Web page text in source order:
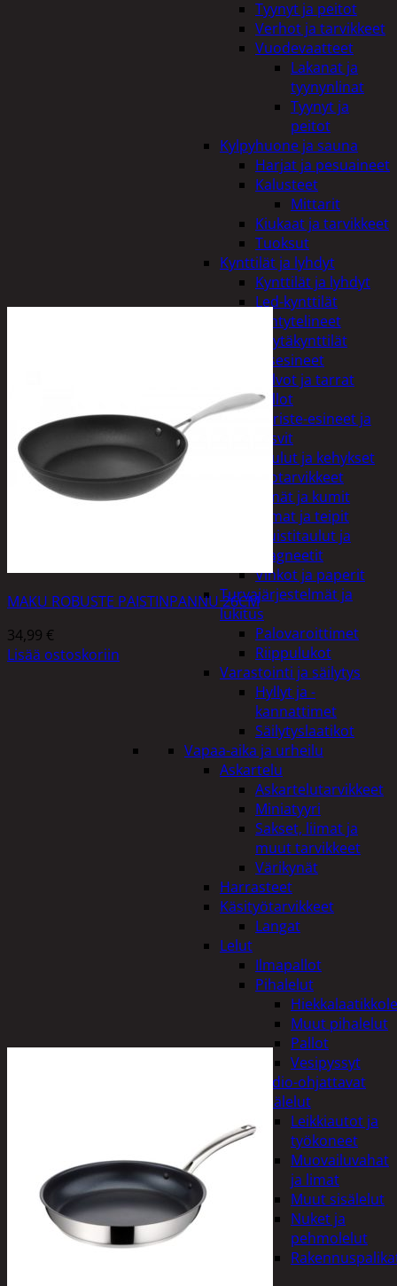
Tyynyt ja peitot
Verhot ja tarvikkeet
Vuodevaatteet
Lakanat ja
tyynynlinat
Tyynyt ja
peitot
Kylpyhuone ja sauna
Harjat ja pesuaineet
Kalusteet
Mittarit
Kiukaat ja tarvikkeet
Tuoksut
Kynttilät ja lyhdyt
Kynttilät ja lyhdyt
Led-kynttilät
Lyhtytelineet
Pöytäkynttilät
Sisustusesineet
Kalvot ja tarrat
Kellot
Koriste-esineet ja
kasvit
Taulut ja kehykset
Toimistotarvikkeet
Kynät ja kumit
Liimat ja teipit
Muistitaulut ja
magneetit
Vihkot ja paperit
Turvajärjestelmät ja
lukitus
Palovaroittimet
Riippulukot
Varastointi ja säilytys
Hyllyt ja -
kannattimet
Säilytyslaatikot
Vapaa-aika ja urheilu
Askartelu
Askartelutarvikkeet
Miniatyyri
Sakset, liimat ja
muut tarvikkeet
Värikynät
Harrasteet
Käsityötarvikkeet
Langat
Lelut
Ilmapallot
Pihalelut
Muut pihalelut
Pallot
Vesipyssyt
Radio-ohjattavat
Sisälelut
Leikkiautot ja
työkoneet
Muovailuvahat
ja limat
Muut sisälelut
Nuket ja
pehmolelut
MAKU ROBUSTE PAISTINPANNU 26CM
34,99 €
Lisää ostoskoriin